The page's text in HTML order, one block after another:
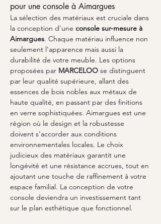
pour une console à Aimargues
La sélection des matériaux est cruciale dans
la conception d'une console sur-mesure à
Aimargues. Chaque matériau influence non
seulement l'apparence mais aussi la
durabilité de votre meuble. Les options
proposées par MARCELOO se distinguent
par leur qualité supérieure, allant des
essences de bois nobles aux métaux de
haute qualité, en passant par des finitions
en verre sophistiquées. Aimargues est une
région où le design et la robustesse
doivent s'accorder aux conditions
environnementales locales. Le choix
judicieux des matériaux garantit une
longévité et une résistance accrues, tout en
ajoutant une touche de raffinement à votre
espace familial. La conception de votre
console deviendra un investissement tant
sur le plan esthétique que fonctionnel.